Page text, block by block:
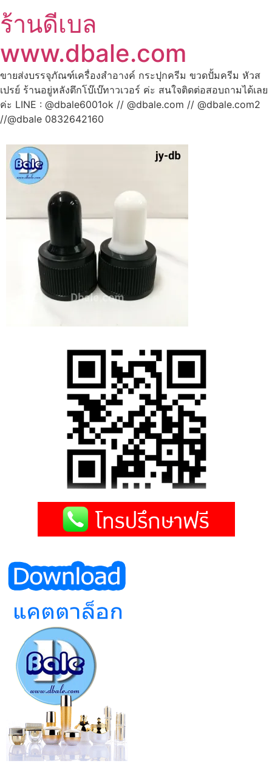
ร้านดีเบล
www.dbale.com
ขายส่งบรรจุภัณฑ์เครื่องสำอางค์ กระปุกครีม ขวดปั้มครีม หัวส
เปรย์ ร้านอยู่หลังตึกโบ๊เบ๊ทาวเวอร์ ค่ะ สนใจติดต่อสอบถามได้เลย
ค่ะ LINE : @dbale6001ok // @dbale.com // @dbale.com2
//@dbale 0832642160